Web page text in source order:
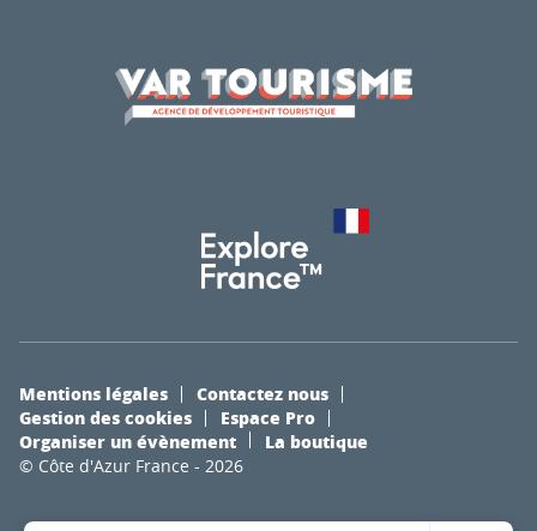
© Côte d'Azur France - 2026
Mentions légales
Contactez nous
Gestion des cookies
Espace Pro
Organiser un évènement
La boutique